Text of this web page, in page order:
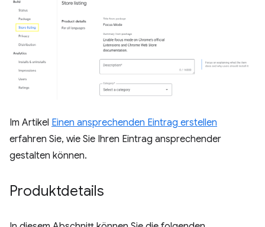
Im Artikel Einen ansprechenden Eintrag erstellen
erfahren Sie, wie Sie Ihren Eintrag ansprechender
gestalten können.
Produktdetails